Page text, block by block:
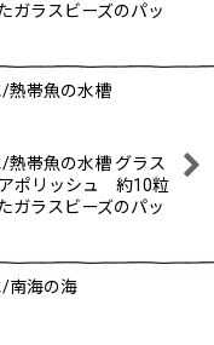
ガラスビーズのパッ
/熱帯魚の水槽
熱帯魚の水槽 グラス
アポリッシュ 約10粒
ガラスビーズのパッ
/南海の海